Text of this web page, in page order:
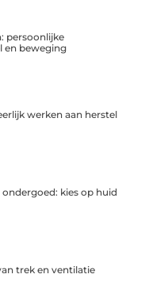
persoonlijke
en beweging
werken aan herstel
kies op huid
trek en ventilatie